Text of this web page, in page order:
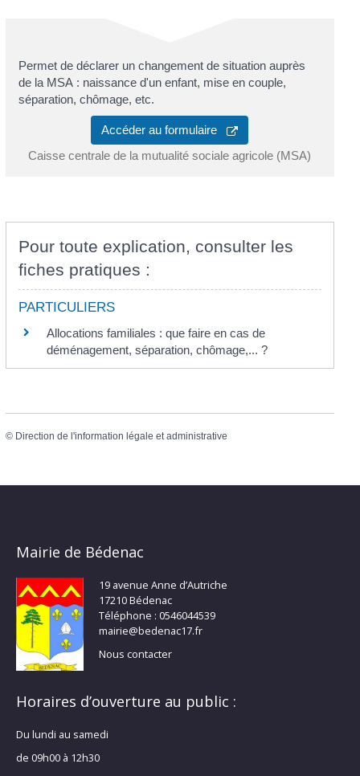
Permet de déclarer un changement de situation auprès
de la MSA : naissance d'un enfant, mise en couple,
séparation, chômage, etc.
Accéder au formulaire
Caisse centrale de la mutualité sociale agricole (MSA)
Pour toute explication, consulter les
fiches pratiques :
PARTICULIERS
Allocations familiales : que faire en cas de
déménagement, séparation, chômage,... ?
© Direction de l'information légale et administrative
Mairie de Bédenac
19 avenue Anne d’Autriche
17210 Bédenac
Téléphone : 0546044539
mairie@bedenac17.fr
Nous contacter
Horaires d’ouverture au public :
Du lundi au samedi
de 09h00 à 12h30